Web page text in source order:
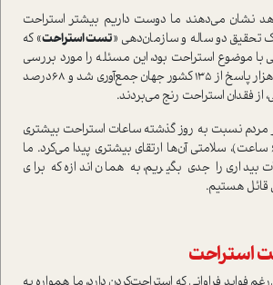
نشان می‌دهند ما دوست داریم بیشتر استراحت
تحقیق دو ساله و سازمان‌دهی «تست استراحت» که
با موضوع استراحت بود، این مسئله را مورد بررسی
قرار دادم. بیش از هجده‌هزار پاسخ از 135 کشور جهان جمع‌آوری شد و 68‌درصد
از فقدان استراحت رنج می‌بردند.
مردم نسبت به روز گذشته ساعات استراحت بیشتری
داشتند (تا سقف 5 تا 6 ساعت)، سلامتی آن‌ها ارتقای بیشتری پیدا می‌کرد. ما
بیداری را جدی بگیریم، به همان اندازه که برای
قائل هستیم.
استراحت